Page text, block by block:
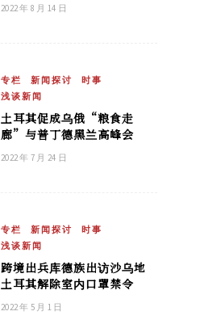
2022 年 8 月 14 日
专栏 新闻探讨
时事
浅谈新闻
土耳其促成乌俄“粮食走
廊”与普丁德黑兰高峰会
2022 年 7 月 24 日
专栏 新闻探讨
时事
浅谈新闻
跨境出兵库德族出访沙乌地
土耳其解除室内口罩禁令
2022 年 5 月 1 日